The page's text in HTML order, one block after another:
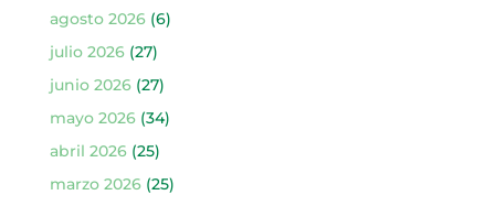
agosto 2026(6)
julio 2026(27)
junio 2026(27)
mayo 2026(34)
abril 2026(25)
marzo 2026(25)